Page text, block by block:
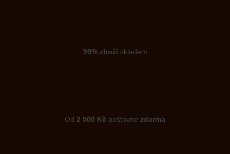
99% zbožískladem
Od 2 500 Kč poštovné zdarma